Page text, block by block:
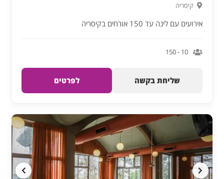
קיסריה
אירועים עם לינה עד 150 אורחים בקיסריה
10 - 150
שליחת בקשה לפרטים